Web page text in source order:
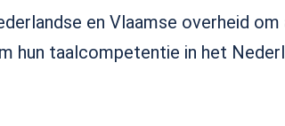
en Vlaamse overheid
hun taalcompetentie in het